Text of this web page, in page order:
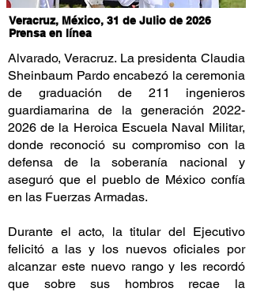
Veracruz, México, 31 de Julio de 2026
Prensa en línea
Alvarado, Veracruz. La presidenta Claudia
Sheinbaum Pardo encabezó la ceremonia
de graduación de 211 ingenieros
guardiamarina de la generación 2022-
2026 de la Heroica Escuela Naval Militar,
donde reconoció su compromiso con la
defensa de la soberanía nacional y
aseguró que el pueblo de México confía
en las Fuerzas Armadas.
Durante el acto, la titular del Ejecutivo
felicitó a las y los nuevos oficiales por
alcanzar este nuevo rango y les recordó
que sobre sus hombros recae la